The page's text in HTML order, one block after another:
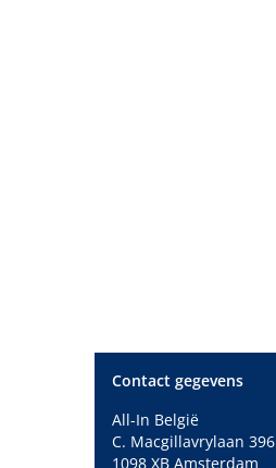
Contact gegevens
All-In België
C. Macgillavrylaan 396
1098 XB Amsterdam